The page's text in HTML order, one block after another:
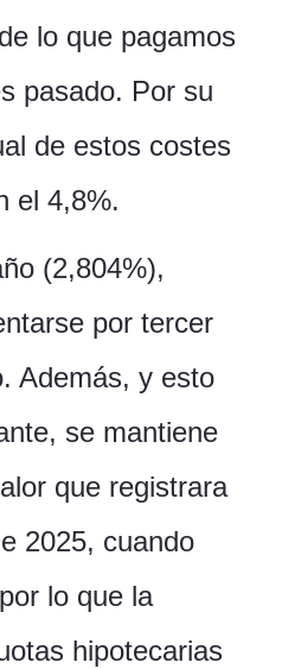
lo que pagamos
pasado. Por su
de estos costes
el 4,8%.
(2,804%),
por tercer
Además, y esto
se mantiene
que registrara
2025, cuando
lo que la
hipotecarias